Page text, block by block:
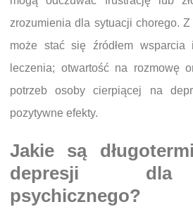
zrozumienia dla sytuacji chorego. Z
może stać się źródłem
leczenia; otwartość na rozmowę
potrzeb osoby cierpiącej na
pozytywne efekty.
Jakie są
depresji dla
psychicznego?